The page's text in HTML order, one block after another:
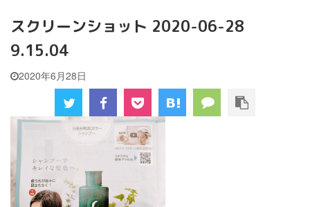
スクリーンショット 2020-06-28
9.15.04
2020年6月28日